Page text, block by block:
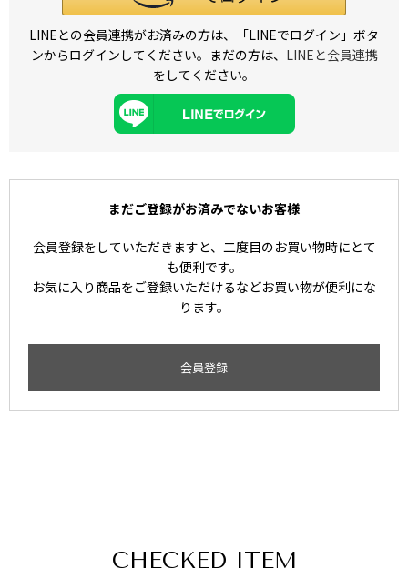
LINEとの会員連携がお済みの方は、「LINEでログイン」ボタ
ンからログインしてください。まだの方は、 LINEと会員連携
をしてください。
まだご登録がお済みでないお客様
会員登録をしていただきますと、二度目のお買い物時にとて
も便利です。
お気に入り商品をご登録いただけるなどお買い物が便利にな
ります。
会員登録
CHECKED ITEM